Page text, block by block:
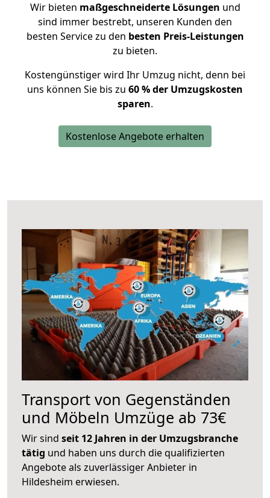
Wir bieten maßgeschneiderte Lösungen und
sind immer bestrebt, unseren Kunden den
besten Service zu den besten Preis-Leistungen
zu bieten.
Kostengünstiger wird Ihr Umzug nicht, denn bei
uns können Sie bis zu 60 % der Umzugskosten
sparen.
Kostenlose Angebote erhalten
Transport von Gegenständen
und Möbeln Umzüge ab 73€
Wir sind seit 12 Jahren in der Umzugsbranche
tätig und haben uns durch die qualifizierten
Angebote als zuverlässiger Anbieter in
Hildesheim erwiesen.